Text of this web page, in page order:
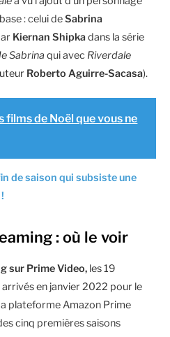
: celui deSabrina
Kiernan Shipkadans la série
Sabrina qui avec Riverdale
Roberto Aguirre-Sacasa).
films de Noël que vous ne
de saison qui subsiste une
: où le voir
sur Prime Video, les 19
en janvier 2022 pour le
plateforme Amazon Prime
cinq premières saisons